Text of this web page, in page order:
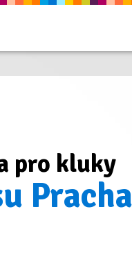
pro kluky